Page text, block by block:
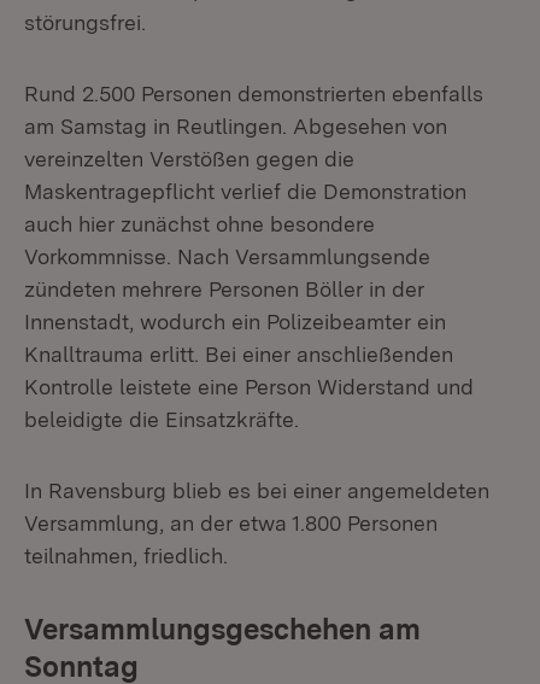
störungsfrei.
Rund 2.500 Personen demonstrierten ebenfalls
am Samstag in Reutlingen. Abgesehen von
vereinzelten Verstößen gegen die
Maskentragepflicht verlief die Demonstration
auch hier zunächst ohne besondere
Vorkommnisse. Nach Versammlungsende
zündeten mehrere Personen Böller in der
Innenstadt, wodurch ein Polizeibeamter ein
Knalltrauma erlitt. Bei einer anschließenden
Kontrolle leistete eine Person Widerstand und
beleidigte die Einsatzkräfte.
In Ravensburg blieb es bei einer angemeldeten
Versammlung, an der etwa 1.800 Personen
teilnahmen, friedlich.
Versammlungsgeschehen am
Sonntag